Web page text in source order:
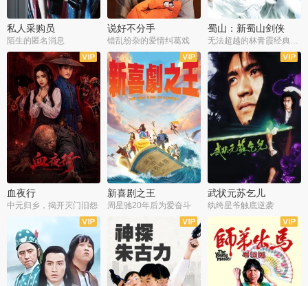
私人采购员
陌生的匿名消息
说好不分手
错乱纷杂的爱情纠葛戏
蜀山：新蜀山剑侠
无法超越的林青霞经典角色
血夜行
中元归乡，揭开灭门旧怨
新喜剧之王
周星驰20年后为爱奋斗
武状元苏乞儿
纨绔星爷触底逆袭